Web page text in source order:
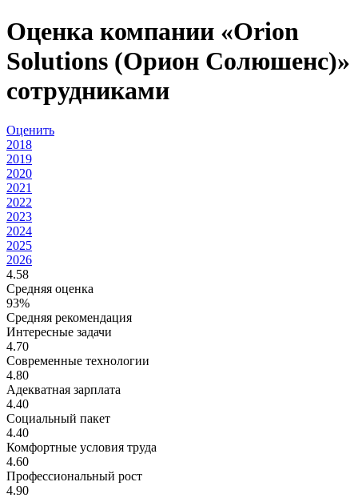
Оценка компании «Orion
Solutions (Орион Солюшенс)»
сотрудниками
Оценить
2018
2019
2020
2021
2022
2023
2024
2025
2026
4.58
Средняя оценка
93%
Средняя рекомендация
Интересные задачи
4.70
Современные технологии
4.80
Адекватная зарплата
4.40
Социальный пакет
4.40
Комфортные условия труда
4.60
Профессиональный рост
4.90